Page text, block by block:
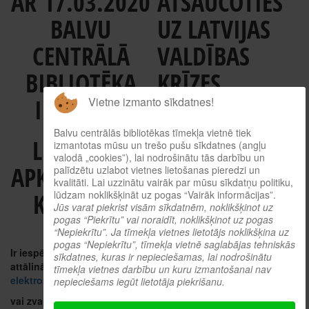
BALVU
CENTRĀLĀ
BIBLIOTĒKA
IEROBEŽO
LIETOTĀJU
APKALPOŠANU
KLĀTIENĒ.
Ir iespēja apmainīt grāmatas
attālināti tiešsaistē, pasūtot
elektroniskajā katalogā
vai zvanot
UZ LATVIJAS
VALDĪBAS
KRĪZES
VADĪBAS
PADOMES
LĒMUMU,
SESTDIEN,
14.03.
PLĀNOTĀ
AKTIVITĀTE
Vietne izmanto sīkdatnes!
Balvu centrālās bibliotēkas tīmekļa vietnē tiek
izmantotas mūsu un trešo pušu sīkdatnes (angļu
valodā „cookies”), lai nodrošinātu tās darbību un
palīdzētu uzlabot vietnes lietošanas pieredzi un
kvalitāti. Lai uzzinātu vairāk par mūsu sīkdatņu politiku,
lūdzam noklikšķināt uz pogas “Vairāk informācijas”.
Jūs varat piekrist visām sīkdatnēm, noklikšķinot uz
pogas “Piekrītu” vai noraidīt, noklikšķinot uz pogas
“Nepiekrītu”. Ja tīmekļa vietnes lietotājs noklikšķina uz
pogas “Nepiekrītu”, tīmekļa vietnē saglabājas tehniskās
sīkdatnes, kuras ir nepieciešamas, lai nodrošinātu
tīmekļa vietnes darbību un kuru izmantošanai nav
nepieciešams iegūt lietotāja piekrišanu.